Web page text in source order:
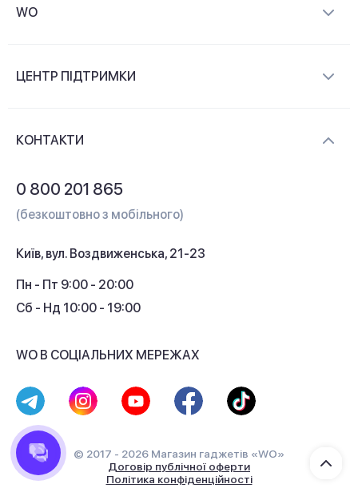
WO
Контакти
ЦЕНТР ПІДТРИМКИ
Кешбек
КОНТАКТИ
0 800 201 865
(безкоштовно з мобільного)
Київ, вул. Воздвиженська, 21-23
Пн - Пт 9:00 - 20:00
Сб - Нд 10:00 - 19:00
WO В СОЦІАЛЬНИХ МЕРЕЖАХ
© 2017 - 2026 Магазин гаджетів «WO»
Договір публічної оферти
Політика конфіденційності